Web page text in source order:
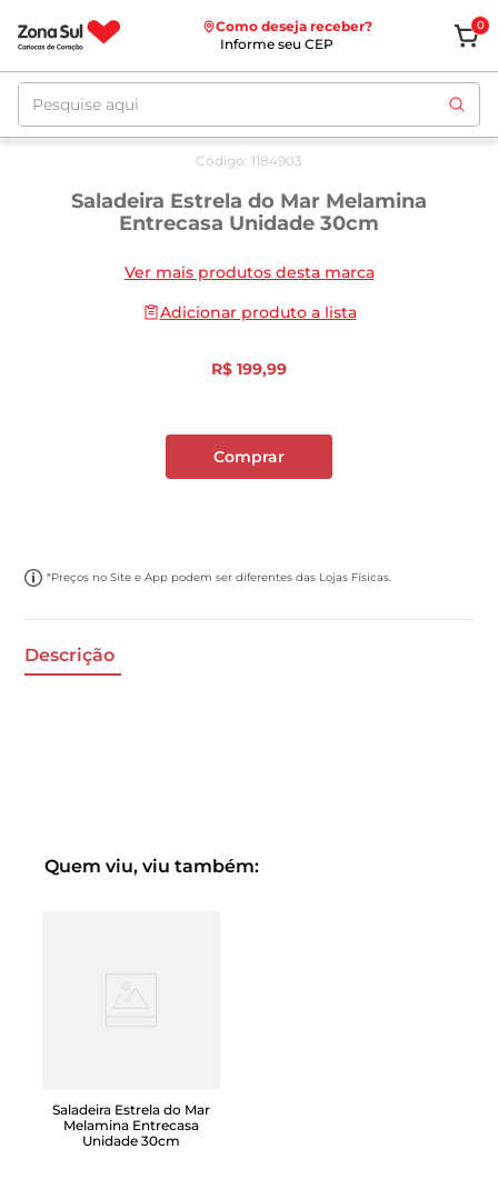
Como deseja receber?
Informe seu CEP
0
Pesquise aqui
Código: 1184903
Saladeira Estrela do Mar Melamina
Entrecasa Unidade 30cm
Ver mais produtos desta marca
Adicionar produto a lista
R$ 199,99
Comprar
*Preços no Site e App podem ser diferentes das Lojas Físicas.
Descrição
Quem viu, viu também:
Saladeira Estrela do Mar
Melamina Entrecasa
Unidade 30cm